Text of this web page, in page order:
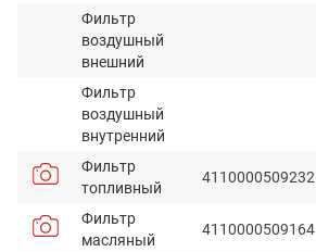
Фильтр
воздушный
внешний
Фильтр
воздушный
внутренний
Фильтр
топливный
4110000509232
Фильтр
масляный
4110000509164